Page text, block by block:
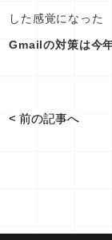
した感覚になった
Gmailの対策は今
< 前の記事へ